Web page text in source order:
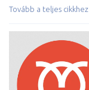
Tovább a teljes cikkhez